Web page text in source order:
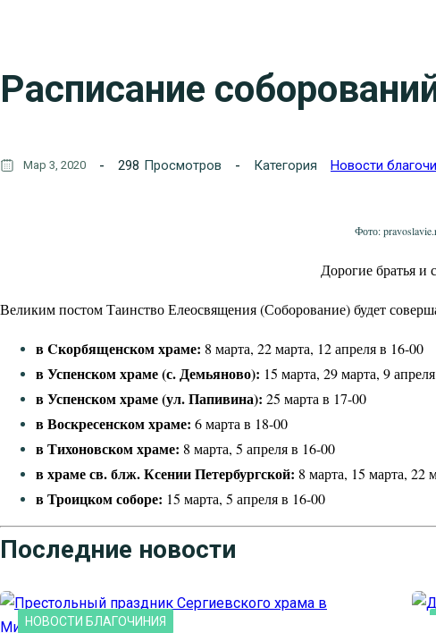
Расписание
Мар 3, 2020 298 Просмотров Категория Новости
Фото:
Дорогие братья и
Великим постом Таинство Елеосвящения (Соборование) будет
вCкорбященском храме: 8 марта, 22 марта, 12 апреля в 16-00
в Успенском храме (с. Демьяново): 15 марта, 29 марта, 9
в Успенском храме (ул. Папивина): 25 марта в 17-00
в Воскресенском храме: 6 марта в 18-00
в Тихоновском храме: 8 марта, 5 апреля в 16-00
в храме св. блж. Ксении Петербургской: 8 марта, 15 марта, 22
в Троицком соборе: 15 марта, 5 апреля в 16-00
Последние новости
НОВОСТИ БЛАГОЧИНИЯ